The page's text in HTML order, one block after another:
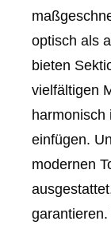
optisch als
bieten
vielfältigen
harmonisch
einfügen.
modernen